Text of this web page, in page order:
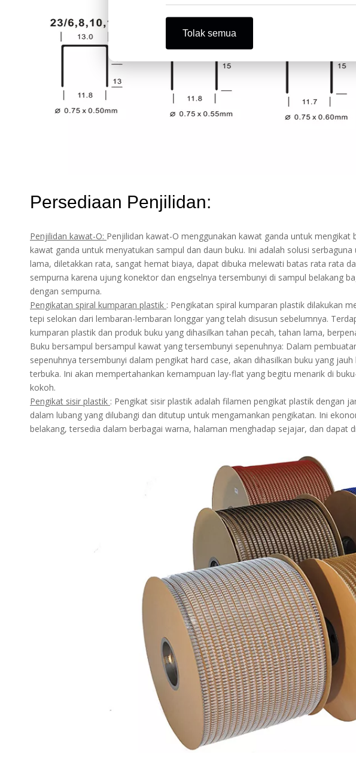
Persediaan Penjilidan:
Penjilidan kawat-O: Penjilidan kawat-O menggunakan kawat ganda untuk
kawat ganda untuk menyatukan sampul dan daun buku. Ini adalah solusi
lama, diletakkan rata, sangat hemat biaya, dapat dibuka melewati batas rata rata
sempurna karena ujung konektor dan engselnya tersembunyi di sampul belakang
dengan sempurna.
Pengikatan spiral kumparan plastik : Pengikatan spiral kumparan plastik dilakukan
tepi selokan dari lembaran-lembaran longgar yang telah disusun sebelumnya.
kumparan plastik dan produk buku yang dihasilkan tahan pecah, tahan lama,
Buku bersampul bersampul kawat yang tersembunyi sepenuhnya: Dalam
sepenuhnya tersembunyi dalam pengikat hard case, akan dihasilkan buku yang
terbuka. Ini akan mempertahankan kemampuan lay-flat yang begitu menarik di
kokoh.
Pengikat sisir plastik : Pengikat sisir plastik adalah filamen pengikat plastik dengan
dalam lubang yang dilubangi dan ditutup untuk mengamankan pengikatan. Ini
belakang, tersedia dalam berbagai warna, halaman menghadap sejajar, dan dapat
Tolak semua